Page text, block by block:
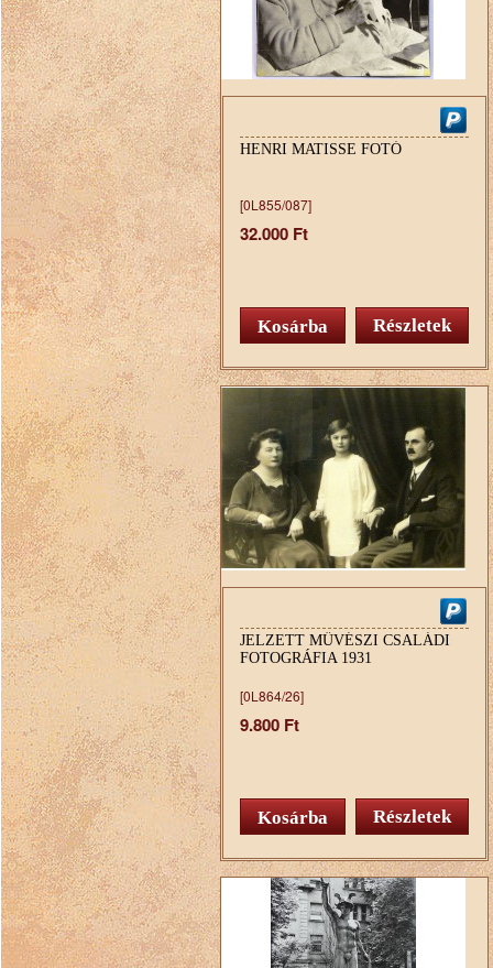
HENRI MATISSE FOTÓ
[0L855/087]
32.000 Ft
Részletek
JELZETT MŰVÉSZI CSALÁDI
FOTOGRÁFIA 1931
[0L864/26]
9.800 Ft
Részletek